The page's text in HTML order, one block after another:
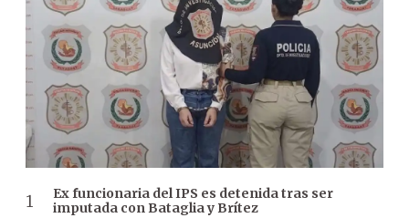
Ex funcionaria del IPS es detenida tras ser
imputada con Bataglia y Brítez